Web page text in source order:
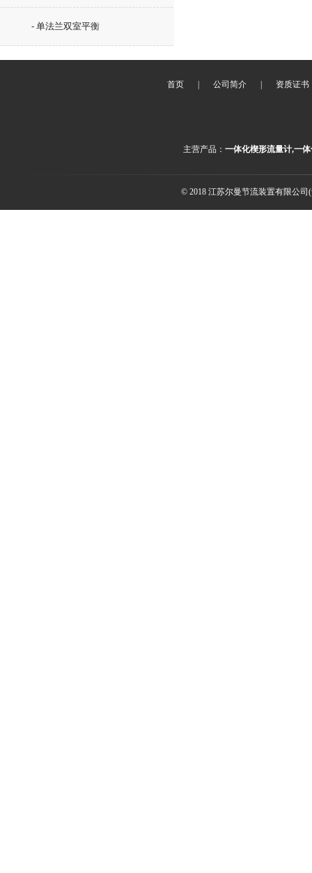
- 单法兰双室平衡
首页 公司简介 资质证书
主营产品：一体化楔形流量计,一
© 2018 江苏尔曼节流装置有限公司